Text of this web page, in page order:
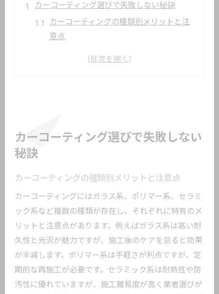
カーコーティング選びで失敗しない秘訣
カーコーティングの種類別メリットと注
意点
選ぶ前に知りたいカーコーティングの基
ック項目
信頼できるカーコーティングサービスの
特徴
東京都大田区で気を付けたい施工ポイント
大田区周辺でカーコーティングに適した
季節
東京都大田区で選ぶべき施工方法の違い
都市部特有の環境リスクとカーコーティ
ング対策
カーコーティング選びで失敗しない
秘訣
カーコーティングの種類別メリットと注意点
カーコーティングにはガラス系、ポリマー系、セラミ
ック系など複数の種類が存在し、それぞれに特有のメ
リットと注意点があります。例えばガラス系は高い耐
久性と光沢が魅力ですが、施工後のケアを怠ると効果
が半減します。ポリマー系は手軽さが利点ですが、定
期的な再施工が必要です。セラミック系は耐熱性や防
汚性に優れていますが、施工難易度が高く業者選びが